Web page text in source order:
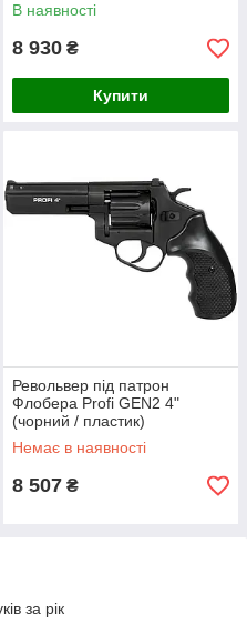
В наявності
8 930 ₴
Купити
Револьвер під патрон
Флобера Profi GEN2 4"
(чорний / пластик)
Немає в наявності
8 507 ₴
за рік